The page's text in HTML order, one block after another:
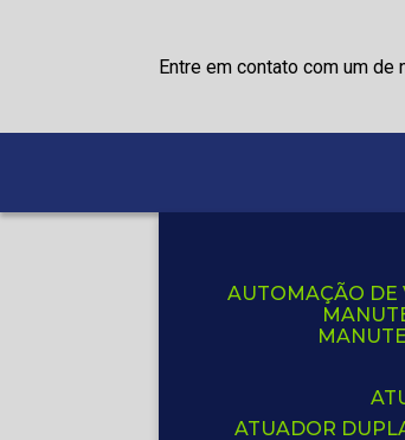
Entre em contato com um
AUTOMAÇÃO
ATUADOR